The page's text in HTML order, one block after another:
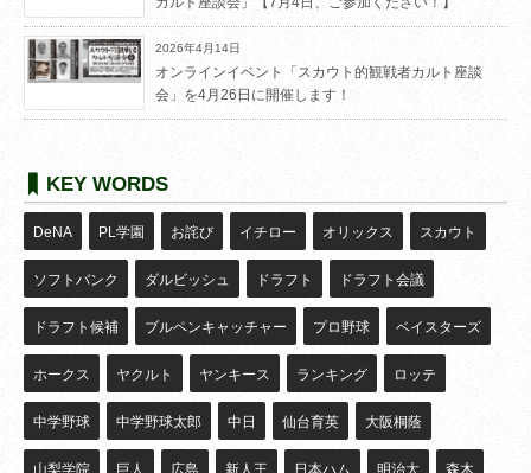
2026年4月14日
オンラインイベント「スカウト的観戦者カルト座談
会」を4月26日に開催します！
KEY WORDS
DeNA PL学園 お詫び イチロー オリックス スカウト
ソフトバンク ダルビッシュ ドラフト ドラフト会議
ドラフト候補 ブルペンキャッチャー プロ野球 ベイスターズ
ホークス ヤクルト ヤンキース ランキング ロッテ
中学野球 中学野球太郎 中日 仙台育英 大阪桐蔭
山梨学院 巨人 広島 新人王 日本ハム 明治大 森木